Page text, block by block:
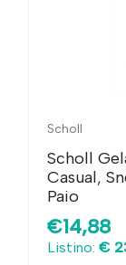
Scholl
Scholl
Casual,
Paio
€14,88
Listino: €